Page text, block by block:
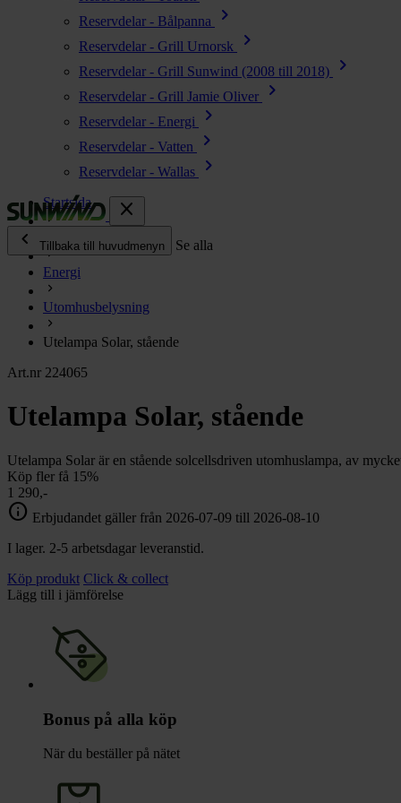
Reservdelar - Bålpanna chevron_right
Reservdelar - Grill Urnorsk chevron_right
Reservdelar - Grill Sunwind (2008 till 2018) chevron_right
Reservdelar - Grill Jamie Oliver chevron_right
Reservdelar - Energi chevron_right
Reservdelar - Vatten chevron_right
Reservdelar - Wallas
chevron_right
close
chevron_left
Tillbaka till huvudmenyn Se alla
Energi
Kök & Gasol chevron_right
Värme chevron_right
Vatten
Toalett
chevron_right
Lacanche
Reservdelar
Startsida
Energi
Utomhusbelysning
Utelampa Solar, stående
Art.nr 224065
Utelampa Solar, stående
Utelampa Solar är en stående solcellsdriven utomhuslampa, av
Köp fler få 15%
1 290,-
info Erbjudandet gäller från 2026-07-09 till 2026-08-10
I lager. 2-5 arbetsdagar leveranstid.
Köp produkt Click & collect
Lägg till i jämförelse
Bonus på alla köp
När du beställer på nätet